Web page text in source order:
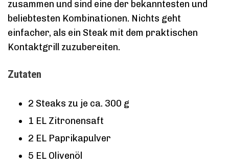
zusammen und sind eine der bekanntesten und
beliebtesten Kombinationen. Nichts geht
einfacher, als ein Steak mit dem praktischen
Kontaktgrill zuzubereiten.
Zutaten
2 Steaks zu je ca. 300 g
1 EL Zitronensaft
2 EL Paprikapulver
5 EL Olivenöl